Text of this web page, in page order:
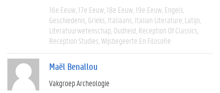
16e Eeuw 17e Eeuw 18e Eeuw 19e Eeuw Engels
Geschiedenis Grieks Italiaans Italian Literature Latijn
Literatuurwetenschap Oudheid Reception Of Classics
Reception Studies Wijsbegeerte En Filosofie
Maël Benallou
Vakgroep Archeologie